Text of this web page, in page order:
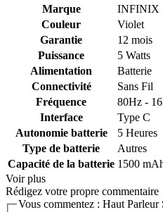
Marque
INFINIX
Couleur
Violet
Garantie
12 mois
Puissance
5 Watts
Alimentation
Batterie
Connectivité
Sans Fil
Fréquence
80Hz -
Interface
Type C
Autonomie batterie
5 Heures
Type de batterie
Autres
Capacité de la batterie 1500
Voir plus
Rédigez votre propre commentaire
Vous commentez : Haut